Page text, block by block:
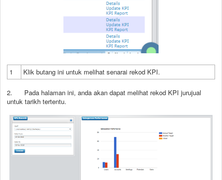
1 Klik butang ini untuk melihat senarai rekod KPI.
2. Pada halaman ini, anda akan dapat melihat rekod KPI jurujual
untuk tarikh tertentu.